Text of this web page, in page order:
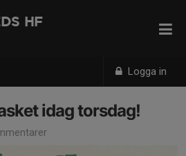
Logga in
HF
idag torsdag!